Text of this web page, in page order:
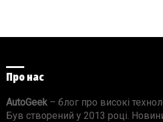
Про нас
AutoGeek – блог про високі
Був створений у 2013 році.